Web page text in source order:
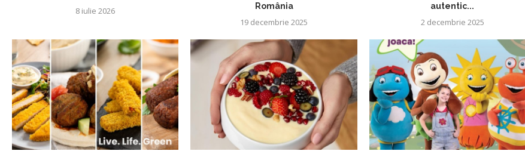
8 iulie 2026
România
19 decembrie 2025
autentic...
2 decembrie 2025